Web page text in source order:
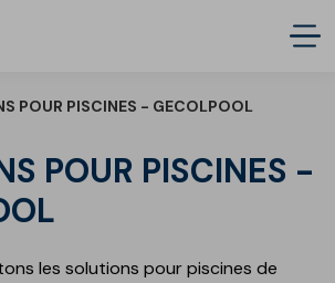
POUR PISCINES - GECOLPOOL
les solutions pour piscines de